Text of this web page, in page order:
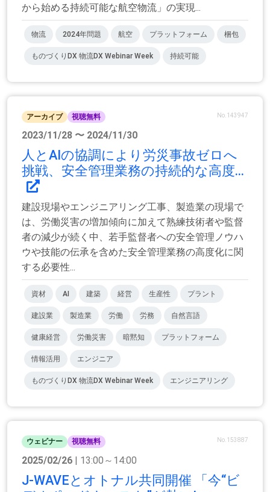
から始める持続可能な航空物流」の実現...
物流 2024年問題 航空 プラットフォーム 梱包
ものづくりDX 物流DX Webinar Week 持続可能
アーカイブ 視聴無料 No.143947
2023/11/28 〜 2024/11/30
人とAIの協調により労災事故ゼロへ
挑戦、安全管理業務の持続的な高度...
建設現場やエンジニアリング工事、製造業の現場で
は、労働災害の増加傾向に加えて熟練技術者や監督
者の減少が続く中、若手監督者への安全管理ノウハ
ウや技能の伝承を含めた安全管理業務の高度化に関
する必要性...
資材 AI 建築 経営 生産性 プラント
建設業 製造業 労働 労務 自然言語
健康経営 労働災害 暗黙知 プラットフォーム
情報活用 エンジニア
ものづくりDX 物流DX Webinar Week エンジニアリング
ウェビナー 視聴無料 No.153887
2025/02/26 | 13:00～14:00
J-WAVEとオトナル共同開催 「今“ビ